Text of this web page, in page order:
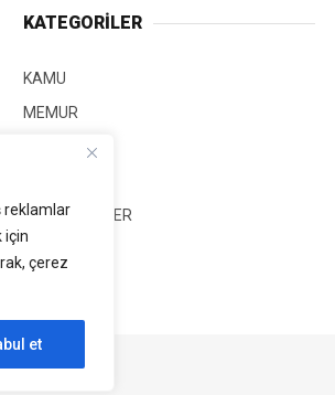
reklamlar
için
çerez
et
KATEGORİLER
KAMU
MEMUR
GÜNCEL HABER